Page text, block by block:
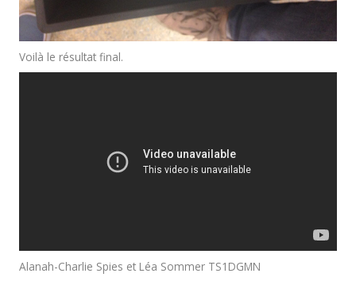
Voilà le résultat final.
Alanah-Charlie Spies et Léa Sommer TS1DGMN